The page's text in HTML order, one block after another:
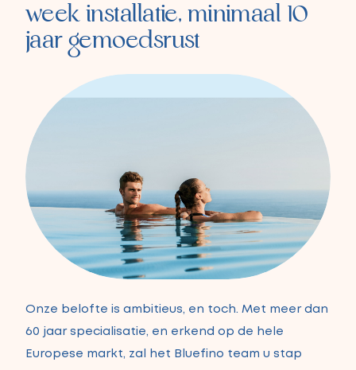
week installatie, minimaal 10
jaar gemoedsrust
Onze belofte is ambitieus, en toch. Met meer dan
60 jaar specialisatie, en erkend op de hele
Europese markt, zal het Bluefino team u stap